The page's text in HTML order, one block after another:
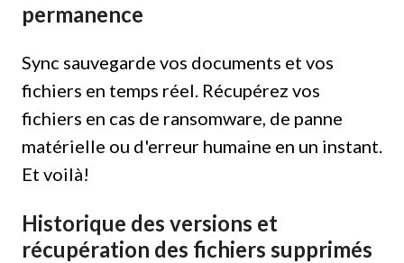
permanence
Sync sauvegarde vos documents et vos
fichiers en temps réel. Récupérez vos
fichiers en cas de ransomware, de panne
matérielle ou d'erreur humaine en un instant.
Et voilà!
Historique des versions et
récupération des fichiers supprimés